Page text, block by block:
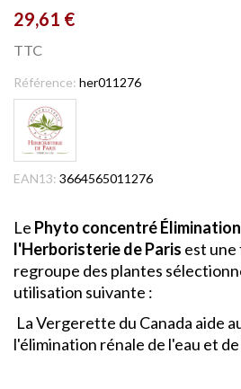
29,61 €
TTC
Référence: her011276
EAN13: 3664565011276
Le Phyto concentré
l'Herboristerie de Paris est
regroupe des plantes
utilisation suivante :
La Vergerette du Canada aide
l'élimination rénale de l'eau et